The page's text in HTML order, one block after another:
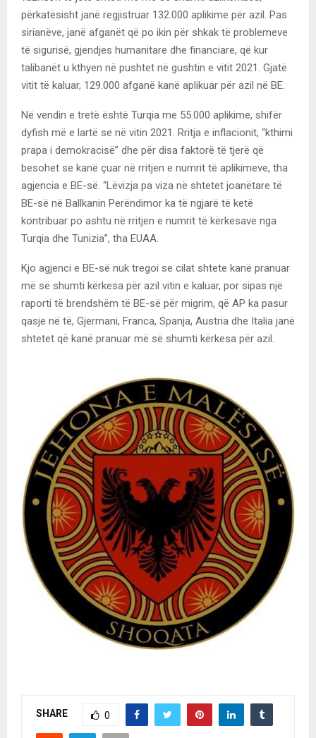
përkatësisht janë regjistruar 132.000 aplikime për azil. Pas
sirianëve, janë afganët që po ikin për shkak të problemeve
të sigurisë, gjendjes humanitare dhe financiare, që kur
talibanët u kthyen në pushtet në gushtin e vitit 2021. Gjatë
vitit të kaluar, 129.000 afganë kanë aplikuar për azil në BE.
Në vendin e tretë është Turqia me 55.000 aplikime, shifër
dyfish më e lartë se në vitin 2021. Rritja e inflacionit, “kthimi
prapa i demokracisë” dhe për disa faktorë të tjerë që
besohet se kanë çuar në rritjen e numrit të aplikimeve, tha
agjencia e BE-së. “Lëvizja pa viza në shtetet joanëtare të
BE-së në Ballkanin Perëndimor ka të ngjarë të ketë
kontribuar po ashtu në rritjen e numrit të kërkesave nga
Turqia dhe Tunizia”, tha EUAA.
Kjo agjenci e BE-së nuk tregoi se cilat shtete kanë pranuar
më së shumti kërkesa për azil vitin e kaluar, por sipas një
raporti të brendshëm të BE-së për migrim, që AP ka pasur
qasje në të, Gjermani, Franca, Spanja, Austria dhe Italia janë
shtetet që kanë pranuar më së shumti kërkesa për azil.
SHARE 0